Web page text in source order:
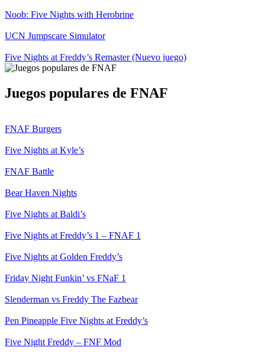
Noob: Five Nights with Herobrine
UCN Jumpscare Simulator
Five Nights at Freddy’s Remaster (Nuevo juego)
Juegos populares de FNAF
FNAF Burgers
Five Nights at Kyle’s
FNAF Battle
Bear Haven Nights
Five Nights at Baldi’s
Five Nights at Freddy’s 1 – FNAF 1
Five Nights at Golden Freddy’s
Friday Night Funkin’ vs FNaF 1
Slenderman vs Freddy The Fazbear
Pen Pineapple Five Nights at Freddy’s
Five Night Freddy – FNF Mod